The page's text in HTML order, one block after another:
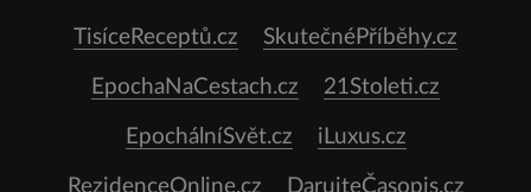
TisíceReceptů.cz SkutečnéPříběhy.cz
EpochaNaCestach.cz 21Stoleti.cz
EpochálníSvět.cz iLuxus.cz
RezidenceOnline.cz DarujteČasopis.cz